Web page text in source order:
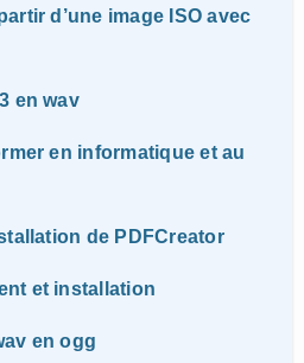
d’une image ISO avec
en wav
en informatique et au
de PDFCreator
et installation
en ogg